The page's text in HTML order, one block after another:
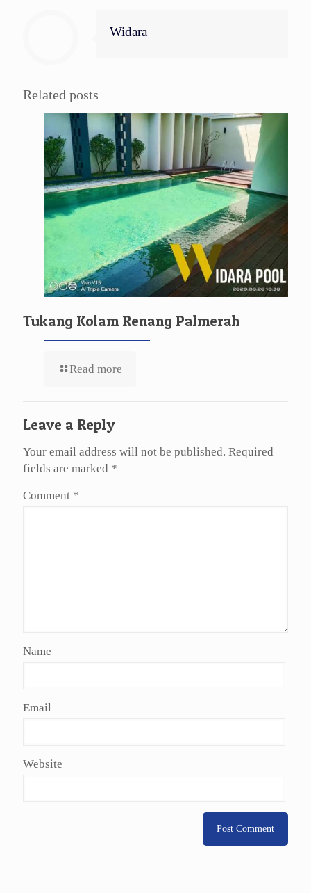
Widara
Related posts
Tukang Kolam Renang Palmerah
Read more
Leave a Reply
Your email address will not be published. Required
fields are marked *
Comment *
Name
Email
Website